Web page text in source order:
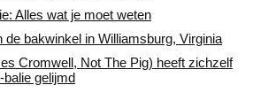
Alles wat je moet weten
de bakwinkel in Williamsburg, Virginia
Cromwell, Not The Pig) heeft zichzelf
gelijmd